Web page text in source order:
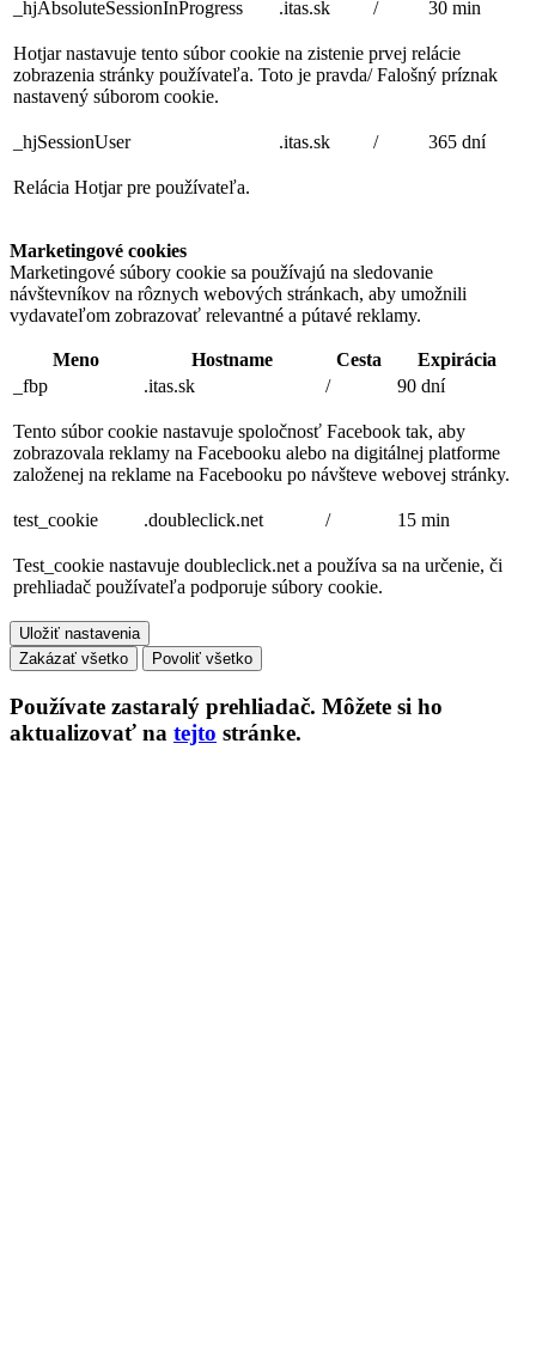
_hjAbsoluteSessionInProgress .itas.sk / 30 min
Hotjar nastavuje tento súbor cookie na zistenie prvej relácie
zobrazenia stránky používateľa. Toto je pravda/ Falošný príznak
nastavený súborom cookie.
_hjSessionUser .itas.sk / 365 dní
Relácia Hotjar pre používateľa.
Marketingové cookies
Marketingové súbory cookie sa používajú na sledovanie
návštevníkov na rôznych webových stránkach, aby umožnili
vydavateľom zobrazovať relevantné a pútavé reklamy.
Meno Hostname Cesta
Expirácia
_fbp
.itas.sk / 90 dní
Tento súbor cookie nastavuje spoločnosť Facebook tak, aby
zobrazovala reklamy na Facebooku alebo na digitálnej platforme
založenej na reklame na Facebooku po návšteve webovej stránky.
test_cookie .doubleclick.net / 15 min
Test_cookie nastavuje doubleclick.net a používa sa na určenie, či
prehliadač používateľa podporuje súbory cookie.
Uložiť nastavenia
Zakázať všetko
Povoliť všetko
Používate zastaralý prehliadač. Môžete si ho
aktualizovať na tejto stránke.